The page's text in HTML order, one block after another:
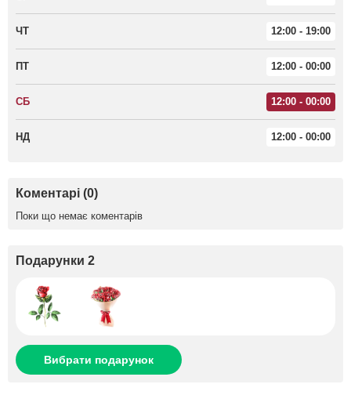
ЧТ 12:00 - 19:00
ПТ 12:00 - 00:00
СБ 12:00 - 00:00
НД 12:00 - 00:00
Коментарі (0)
Поки що немає коментарів
Подарунки 2
Вибрати подарунок